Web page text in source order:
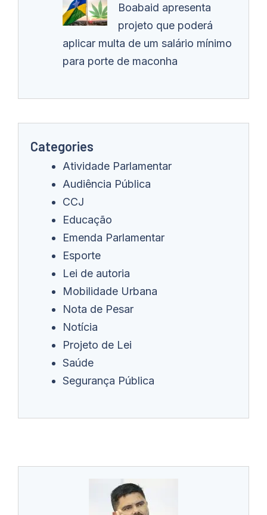
Boabaid apresenta
projeto que poderá
aplicar multa de um salário mínimo
para porte de maconha
Categories
Atividade Parlamentar
Audiência Pública
CCJ
Educação
Emenda Parlamentar
Esporte
Lei de autoria
Mobilidade Urbana
Nota de Pesar
Notícia
Projeto de Lei
Saúde
Segurança Pública